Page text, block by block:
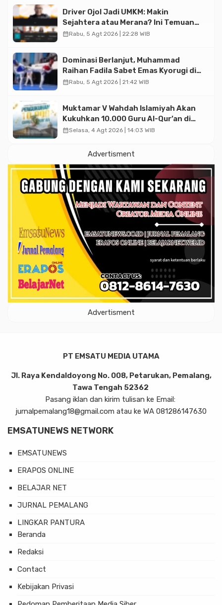
Driver Ojol Jadi UMKM: Makin
Sejahtera atau Merana? Ini Temuan
Diskusi Paramadina
calendar_monthRabu, 5 Agt 2026 | 22:28 WIB
Dominasi Berlanjut, Muhammad
Raihan Fadila Sabet Emas Kyorugi di
Asian Taekwondo Indonesia Open
calendar_monthRabu, 5 Agt 2026 | 21:42 WIB
Muktamar V Wahdah Islamiyah Akan
Kukuhkan 10.000 Guru Al-Qur’an di
Masjid Istiqlal
calendar_monthSelasa, 4 Agt 2026 | 14:03 WIB
Advertisment
Advertisment
PT EMSATU MEDIA UTAMA
Jl. Raya Kendaldoyong No. 008, Petarukan, Pemalang,
Tawa Tengah 52362
Pasang iklan dan kirim tulisan ke Email:
jurnalpemalang18@gmail.com atau ke WA 081286147630
EMSATUNEWS NETWORK
EMSATUNEWS
ERAPOS ONLINE
BELAJAR NET
JURNAL PEMALANG
LINGKAR PANTURA
Beranda
Redaksi
Contact
Kebijakan Privasi